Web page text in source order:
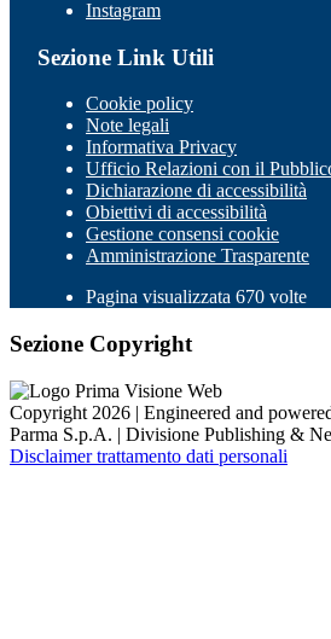
Instagram
Sezione Link Utili
Cookie policy
Note legali
Informativa Privacy
Ufficio Relazioni con il
Dichiarazione di accessibilità
Obiettivi di accessibilità
Gestione consensi cookie
Amministrazione Trasparente
Pagina visualizzata 670 volte
Sezione Copyright
Copyright 2026 | Engineered and
Parma S.p.A. | Divisione Publishing &
Disclaimer trattamento dati personali